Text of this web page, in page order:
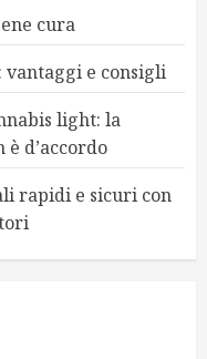
cura
vantaggi e consigli
light: la
d’accordo
rapidi e sicuri con